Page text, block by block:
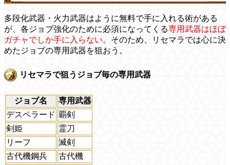
多段化武器・火力武器はように無料で手に入れる術がある
が、各ジョブ強化のために必須になってくる専用武器はほぼ
ガチャでしか手に入らない。 そのため、リセマラでは心に決
めたジョブの専用武器を狙おう。
リセマラで狙うジョブ毎の専用武器
ジョブ名
専用武器
デスペラード 覇剣
剣姫
霊刀
リーフ
滅剣
古代機鋼兵
古代機